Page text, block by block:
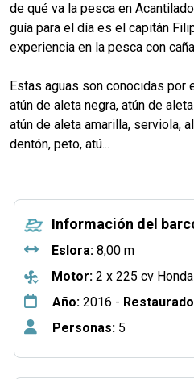
de qué va la pesca en
guía para el día es el capitán
experiencia en la pesca con
Estas aguas son conocidas por
atún de aleta negra, atún de
atún de aleta amarilla, serviola,
dentón, peto, atú...
Información del
Eslora: 8,00 m
Motor: 2 x 225 cv
Año: 2016 -
Personas: 5